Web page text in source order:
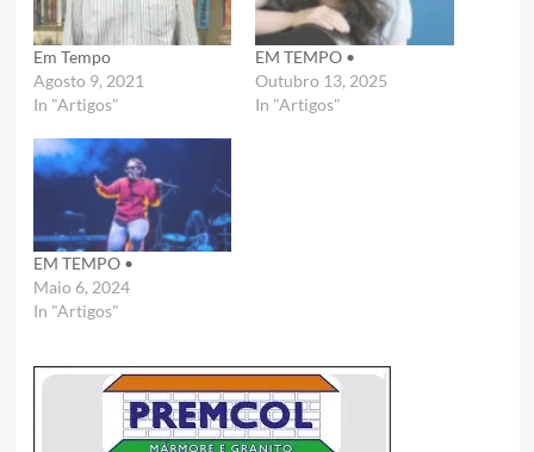
Em Tempo
Agosto 9, 2021
In "Artigos"
EM TEMPO •
Outubro 13, 2025
In "Artigos"
EM TEMPO •
Maio 6, 2024
In "Artigos"